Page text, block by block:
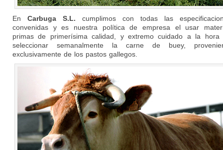
En Carbuga S.L. cumplimos con todas las
convenidas y es nuestra política de empresa el usar
primas de primerísima calidad, y extremo cuidado a la hora
seleccionar semanalmente la carne de buey,
exclusivamente de los pastos gallegos.